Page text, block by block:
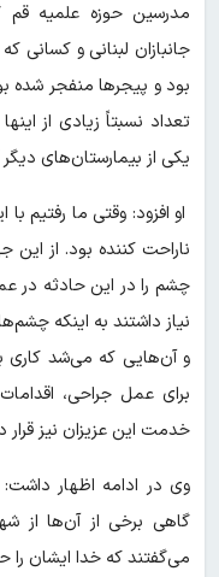
مدرسین حوزه علمیه
جانبازان لبنانی و کسانی
بود و پیجرها منفجر شده
تعداد نسبتاً زیادی از
یکی از بیمارستان‌های
او افزود: وقتی ما رفتیم
ناراحت کننده بود. از
چشم را در این حادثه در
نیاز داشتند به اینکه
و آن‌هایی که می‌شد کاری
برای عمل جراحی،
خدمت این عزیزان نیز
وی در ادامه اظهار
گاهی برخی از آن‌ها از
می‌گفتند که خدا ایشان را